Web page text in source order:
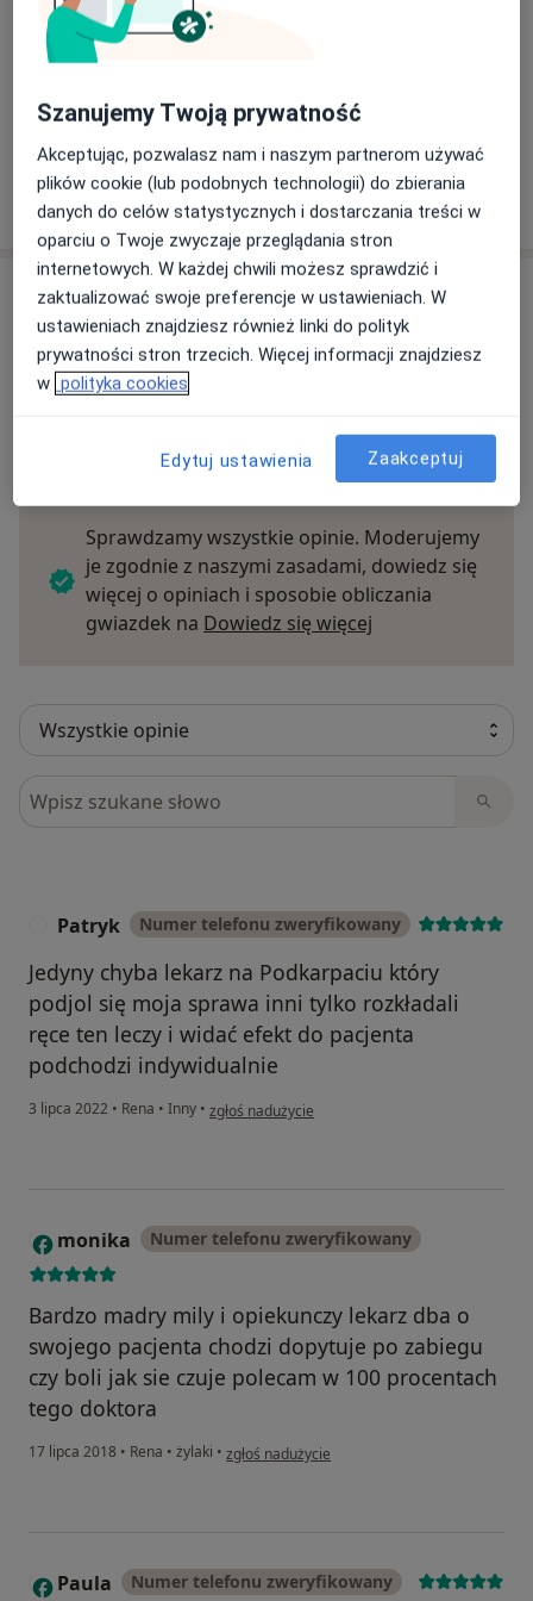
Ten specjalista przyjmuje wyłącznie pacjentów
prywatnych. Możesz opłacić wizytę samodzielnie lub
ubezpieczenie.
Szukaj specjalistów według ubezpieczenia
Opinie
Dodaj swoją opinię
Sprawdzamy wszystkie opinie. Moderujemy
je zgodnie z naszymi zasadami, dowiedz się
więcej o opiniach i sposobie obliczania
gwiazdek na Dowiedz się więcej
Szukaj w opiniach
Patryk Numer telefonu zweryfikowany
Jedyny chyba lekarz na Podkarpaciu który
podjol się moja sprawa inni tylko rozkładali
ręce ten leczy i widać efekt do pacjenta
podchodzi indywidualnie
3 lipca 2022 • Rena • Inny • w opinii użytkownika Patryk
zgłoś nadużycie
M monika Numer telefonu zweryfikowany
Bardzo madry mily i opiekunczy lekarz dba o
swojego pacjenta chodzi dopytuje po zabiegu
czy boli jak sie czuje polecam w 100 procentach
tego doktora
17 lipca 2018 • Rena • żylaki • w opinii użytkownika monika
zgłoś nadużycie
P Paula Numer telefonu zweryfikowany
Szanujemy Twoją prywatność
Akceptując, pozwalasz nam i naszym partnerom używać
plików cookie (lub podobnych technologii) do zbierania
danych do celów statystycznych i dostarczania treści w
oparciu o Twoje zwyczaje przeglądania stron
internetowych. W każdej chwili możesz sprawdzić i
zaktualizować swoje preferencje w ustawieniach. W
ustawieniach znajdziesz również linki do polityk
prywatności stron trzecich. Więcej informacji znajdziesz
w polityka cookies
Edytuj ustawienia Zaakceptuj